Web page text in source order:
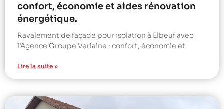
confort, économie et aides rénovation
énergétique.
Ravalement de façade pour isolation à Elbeuf avec
l’Agence Groupe Verlaine : confort, économie et
Lire la suite »